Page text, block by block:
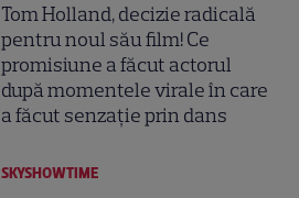
Tom Holland, decizie radicală
pentru noul său film! Ce
promisiune a făcut actorul
după momentele virale în care
a făcut senzație prin dans
SKYSHOWTIME